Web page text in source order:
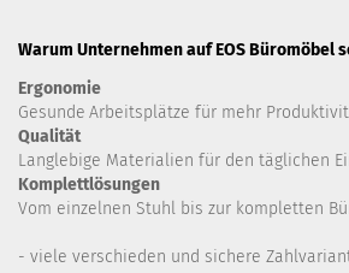
Warum Unternehmen auf EOS Büromöbel
Ergonomie
Gesunde Arbeitsplätze für mehr
Qualität
Langlebige Materialien für den täglichen
Komplettlösungen
Vom einzelnen Stuhl bis zur kompletten
- viele verschieden und sichere